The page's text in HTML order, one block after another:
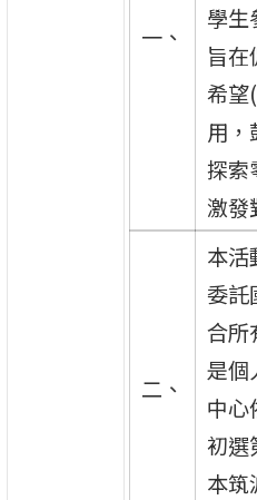
一、
學生
旨
希望
用
探索
激發
二、
本活
委託
合所
是個
中心
初選
本筑